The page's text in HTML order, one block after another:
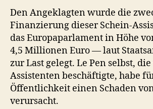
Den Angeklagten wurde die
Finanzierung dieser Schein-
das Europaparlament in Höhe
4,5 Millionen Euro — laut
zur Last gelegt. Le Pen selbst,
Assistenten beschäftigte, habe
Öffentlichkeit einen Schaden
verursacht.